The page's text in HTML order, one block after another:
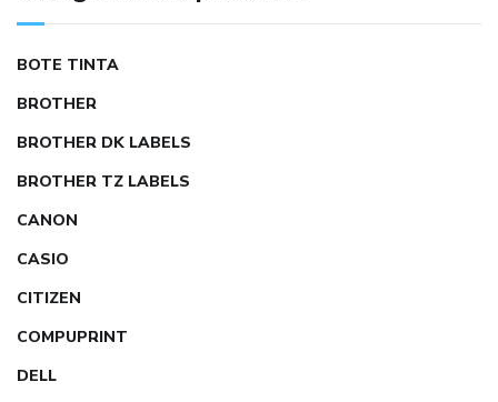
BOTE TINTA
BROTHER
BROTHER DK LABELS
BROTHER TZ LABELS
CANON
CASIO
CITIZEN
COMPUPRINT
DELL